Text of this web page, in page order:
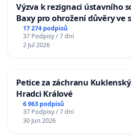
Výzva k rezignaci ústavního
Baxy pro ohrožení důvěry ve
17 274 podpisů
37 Podpisy / 7 dní
2 Jul 2026
Petice za záchranu
Hradci Králové
6 963 podpisů
37 Podpisy / 7 dní
30 Jun 2026